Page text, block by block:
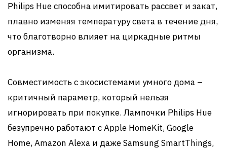
Philips Hue способна имитировать рассвет и закат,
плавно изменяя температуру света в течение дня,
что благотворно влияет на циркадные ритмы
организма.
Совместимость с экосистемами умного дома –
критичный параметр, который нельзя
игнорировать при покупке. Лампочки Philips Hue
безупречно работают с Apple HomeKit, Google
Home, Amazon Alexa и даже Samsung SmartThings,